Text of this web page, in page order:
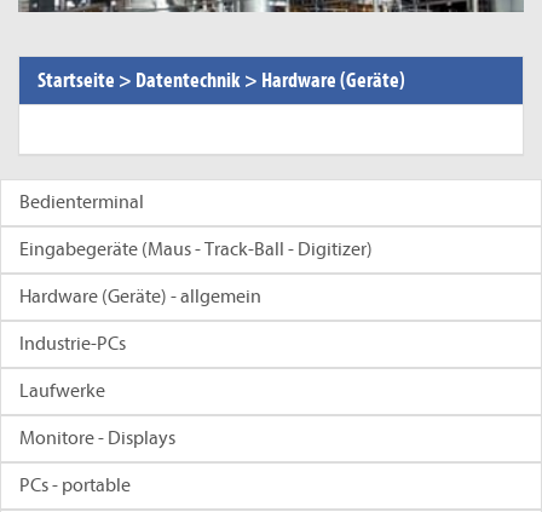
Startseite > Datentechnik > Hardware (Geräte)
Bedienterminal
Eingabegeräte (Maus - Track-Ball - Digitizer)
Hardware (Geräte) - allgemein
Industrie-PCs
Laufwerke
Monitore - Displays
PCs - portable